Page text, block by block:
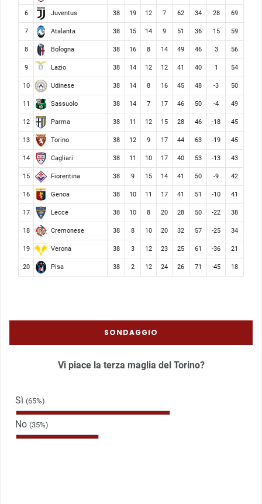
6 Juventus 38 19 12 7 62 34 28 69
7 Atalanta 38 15 14 9 51 36 15 59
8 Bologna 38 16 8 14 49 46 3 56
9 Lazio 38 14 12 12 41 40 1 54
10 Udinese 38 14 8 16 45 48 -3 50
11 Sassuolo 38 14 7 17 46 50 -4 49
12 Parma 38 11 12 15 28 46 -18 45
13 Torino 38 12 9 17 44 63 -19 45
14 Cagliari 38 11 10 17 40 53 -13 43
15 Fiorentina 38 9 15 14 41 50 -9 42
16 Genoa 38 10 11 17 41 51 -10 41
17 Lecce 38 10 8 20 28 50 -22 38
18 Cremonese 38 8 10 20 32 57 -25 34
19 Verona 38 3 12 23 25 61 -36 21
20 Pisa 38 2 12 24 26 71 -45 18
SONDAGGIO
Vi piace la terza maglia del Torino?
Sì (65%)
No (35%)